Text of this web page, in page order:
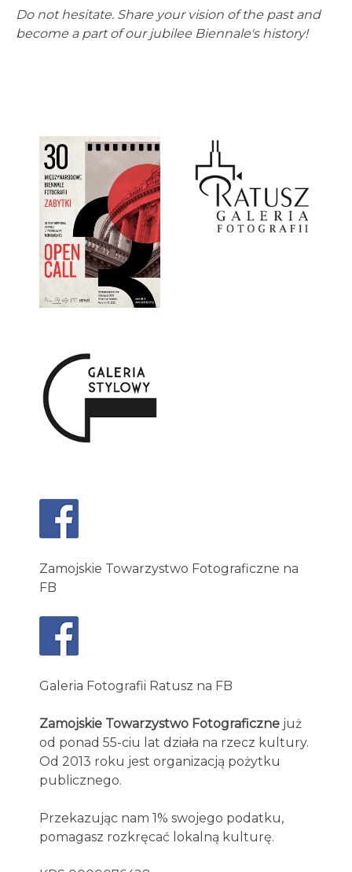
Do not hesitate. Share your vision of the past and
become a part of our jubilee Biennale's history!
Zamojskie Towarzystwo Fotograficzne na
FB
Galeria Fotografii Ratusz na FB
Zamojskie Towarzystwo Fotograficzne już
od ponad 55-ciu lat działa na rzecz kultury.
Od 2013 roku jest organizacją pożytku
publicznego.
Przekazując nam 1% swojego podatku,
pomagasz rozkręcać lokalną kulturę.